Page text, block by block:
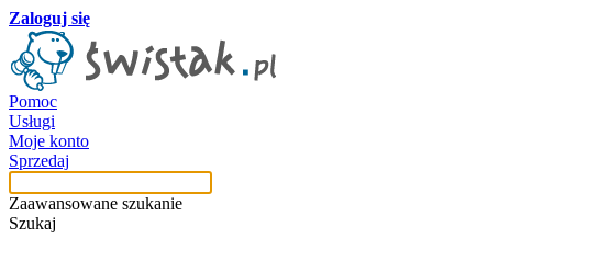
Zaloguj się
Pomoc
Usługi
Moje konto
Sprzedaj
Zaawansowane szukanie
Szukaj